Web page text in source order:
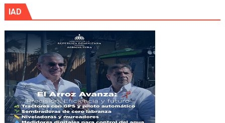
IAD